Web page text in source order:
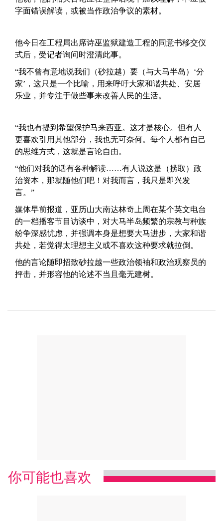
字面错误解读，或被当作政治争议的素材。
他今日在工程局出席诗巫监狱建造工程的同意书移交仪
式后，受记者询问时澄清此事。
“我不曾有意地说我们（砂拉越）要（与大马半岛）‘分
家’，这只是一个比喻，用来呼吁大家和谐共处、安居
乐业，并专注于做些事来改善人民的生活。
“我也有提到希望保护马来西亚。这才是核心。但有人
更喜欢引用其他部分，我也无可奈何。每个人都有自己
的思维方式，这就是言论自由。
“他们对我的话有各种解读……有人说这是（捞取）政
治资本，那就随他们吧！对我而言，我只是即兴发
言。”
媒体早前报道，亚历山大南达林奇上周在某个英文电台
的一档播客节目访谈中，对大马半岛频繁的宗教与种族
纷争深感忧虑，并强调本身是想要大马进步，大家和谐
共处，若觉得太理想主义或不喜欢这种要求就拉倒。
他的言论随即招致砂拉越一些政治领袖和政治观察员的
抨击，并形容他的论述不当且毫无建树。
你可能也喜欢